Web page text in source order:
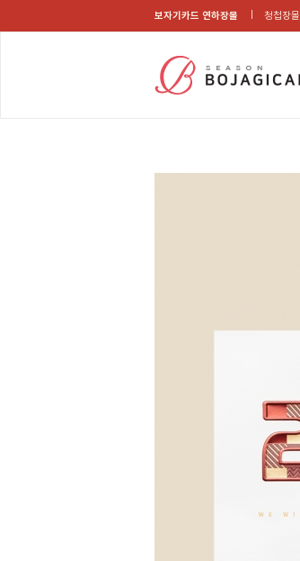
보자기카드 연하장몰 청첩장몰